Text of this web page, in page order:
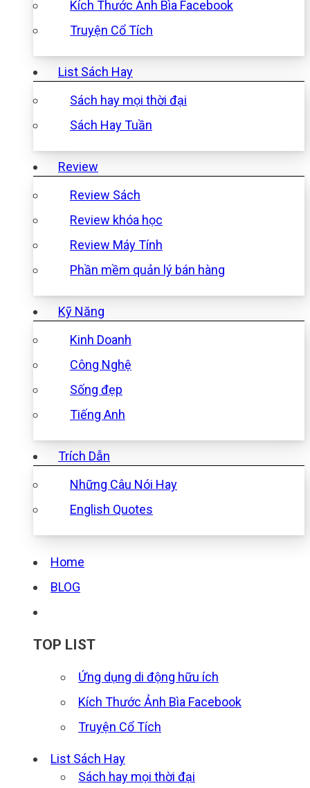
Kích Thước Ảnh Bìa Facebook
Truyện Cổ Tích
List Sách Hay
Sách hay mọi thời đại
Sách Hay Tuần
Review
Review Sách
Review khóa học
Review Máy Tính
Phần mềm quản lý bán hàng
Kỹ Năng
Kinh Doanh
Công Nghệ
Sống đẹp
Tiếng Anh
Trích Dẫn
Những Câu Nói Hay
English Quotes
Home
BLOG
TOP LIST
Ứng dụng di động hữu ích
Kích Thước Ảnh Bìa Facebook
Truyện Cổ Tích
List Sách Hay
Sách hay mọi thời đại